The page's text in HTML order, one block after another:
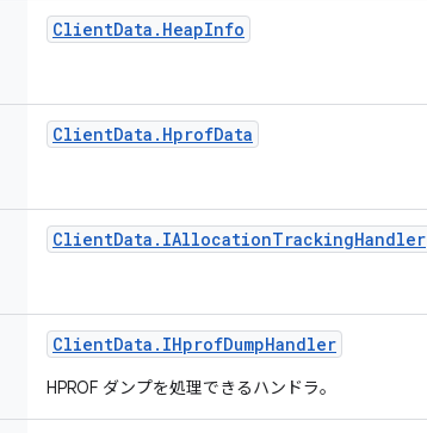
ClientData . HeapInfo
ClientData . HprofData
ClientData . IAllocationTrackingHandler
ClientData . IHprofDumpHandler
HPROF ダンプを処理できるハンドラ。